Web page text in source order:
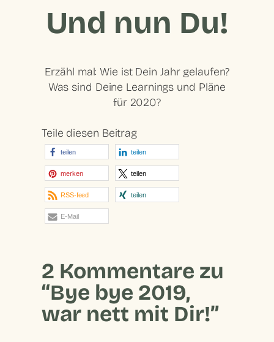
Und nun Du!
Erzähl mal: Wie ist Dein Jahr gelaufen?
Was sind Deine Learnings und Pläne
für 2020?
Teile diesen Beitrag
teilen teilen
merken teilen
RSS-feed teilen
E-Mail
2 Kommentare zu
“Bye bye 2019,
war nett mit Dir!”